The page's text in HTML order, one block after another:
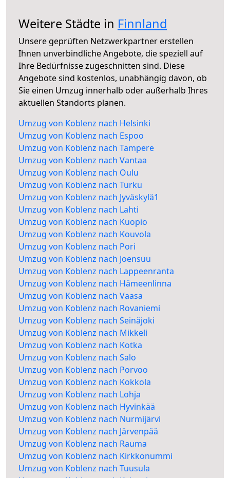
Weitere Städte in Finnland
Unsere geprüften Netzwerkpartner erstellen
Ihnen unverbindliche Angebote, die speziell auf
Ihre Bedürfnisse zugeschnitten sind. Diese
Angebote sind kostenlos, unabhängig davon, ob
Sie einen Umzug innerhalb oder außerhalb Ihres
aktuellen Standorts planen.
Umzug von Koblenz nach Helsinki
Umzug von Koblenz nach Espoo
Umzug von Koblenz nach Tampere
Umzug von Koblenz nach Vantaa
Umzug von Koblenz nach Oulu
Umzug von Koblenz nach Turku
Umzug von Koblenz nach Jyväskylä1
Umzug von Koblenz nach Lahti
Umzug von Koblenz nach Kuopio
Umzug von Koblenz nach Kouvola
Umzug von Koblenz nach Pori
Umzug von Koblenz nach Joensuu
Umzug von Koblenz nach Lappeenranta
Umzug von Koblenz nach Hämeenlinna
Umzug von Koblenz nach Vaasa
Umzug von Koblenz nach Rovaniemi
Umzug von Koblenz nach Seinäjoki
Umzug von Koblenz nach Mikkeli
Umzug von Koblenz nach Kotka
Umzug von Koblenz nach Salo
Umzug von Koblenz nach Porvoo
Umzug von Koblenz nach Kokkola
Umzug von Koblenz nach Lohja
Umzug von Koblenz nach Hyvinkää
Umzug von Koblenz nach Nurmijärvi
Umzug von Koblenz nach Järvenpää
Umzug von Koblenz nach Rauma
Umzug von Koblenz nach Kirkkonummi
Umzug von Koblenz nach Tuusula